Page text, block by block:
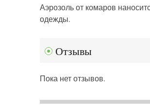
Аэрозоль от комаров
одежды.
Отзывы
Пока нет отзывов.